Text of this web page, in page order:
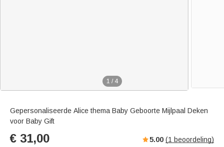
1 / 4
Gepersonaliseerde Alice thema Baby Geboorte Mijlpaal Deken
voor Baby Gift
€ 31,00 5.00 (1 beoordeling)